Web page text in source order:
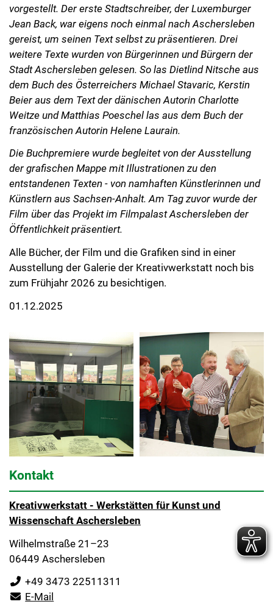
vorgestellt. Der erste Stadtschreiber, der Luxemburger
Jean Back, war eigens noch einmal nach Aschersleben
gereist, um seinen Text selbst zu präsentieren. Drei
weitere Texte wurden von Bürgerinnen und Bürgern der
Stadt Aschersleben gelesen. So las Dietlind Nitsche aus
dem Buch des Österreichers Michael Stavaric, Kerstin
Beier aus dem Text der dänischen Autorin Charlotte
Weitze und Matthias Poeschel las aus dem Buch der
französischen Autorin Helene Laurain.
Die Buchpremiere wurde begleitet von der Ausstellung
der grafischen Mappe mit Illustrationen zu den
entstandenen Texten - von namhaften Künstlerinnen und
Künstlern aus Sachsen-Anhalt. Am Tag zuvor wurde der
Film über das Projekt im Filmpalast Aschersleben der
Öffentlichkeit präsentiert.
Alle Bücher, der Film und die Grafiken sind in einer
Ausstellung der Galerie der Kreativwerkstatt noch bis
zum Frühjahr 2026 zu besichtigen.
01.12.2025
Kontakt
Kreativwerkstatt - Werkstätten für Kunst und
Wissenschaft Aschersleben
Wilhelmstraße 21–23
06449 Aschersleben
+49 3473 22511311
E-Mail